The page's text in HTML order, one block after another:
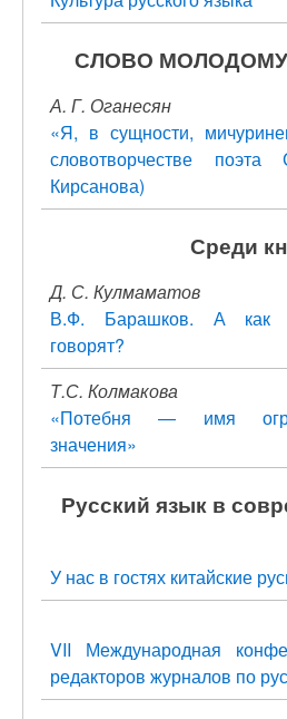
СЛОВО
А. Г. Оганесян
«Я, в сущности,
словотворчестве поэта
Кирсанова)
Среди
Д. С. Кулмаматов
В.Ф. Барашков. А как
говорят?
Т.С. Колмакова
«Потебня — имя
значения»
Русский язык в
У нас в гостях китайские
VII Международная
редакторов журналов по